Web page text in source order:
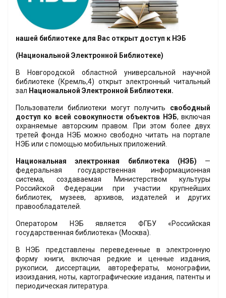
нашей библиотеке для Вас открыт доступ к НЭБ
(Национальной Электронной Библиотеке)
В Новгородской областной универсальной научной
библиотеке (Кремль,4) открыт электронный читальный
зал Национальной Электронной Библиотеки.
Пользователи библиотеки могут получить свободный
доступ ко всей совокупности объектов НЭБ, включая
охраняемые авторским правом. При этом более двух
третей фонда НЭБ можно свободно читать на портале
НЭБ или с помощью мобильных приложений.
Национальная электронная библиотека (НЭБ) —
федеральная государственная информационная
система, создаваемая Министерством культуры
Российской Федерации при участии крупнейших
библиотек, музеев, архивов, издателей и других
правообладателей.
Оператором НЭБ является ФГБУ «Российская
государственная библиотека» (Москва).
В НЭБ представлены переведенные в электронную
форму книги, включая редкие и ценные издания,
рукописи, диссертации, авторефераты, монографии,
изоиздания, ноты, картографические издания, патенты и
периодическая литература.